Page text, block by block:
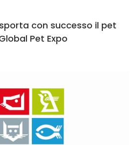
con successo il pet
Pet Expo